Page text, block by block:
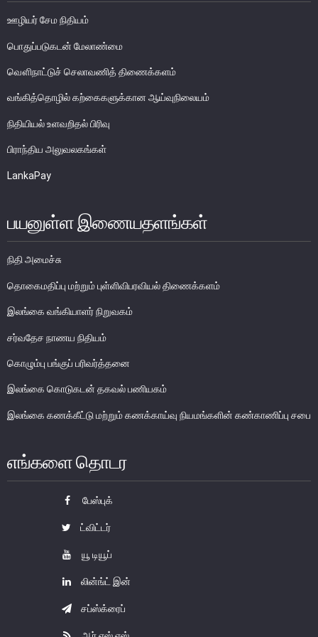
பொதுநோக்கு
வெளிநாட்டுச் செலாவணி உலகளாவிய குறியீட்டைப் பின்பற்றுதல்
அரச பிணையங்கள் சந்தை
கம்பனிப் படுகடன் பிணையங்கள் சந்தை
நிதியியல் உட்கட்டமைப்பு
கொடுப்பனவு மற்றும் தீர்ப்பனவு முறைமைகள்
கொடுகடன் தகவல்
சட்டங்களும் ஒழுங்கு விதிகளும்
பிரமிட் திட்டங்கள்
சாதனங்கள் மற்றும் நடைமுறைப்படுத்தல்
பொதுநோக்கு
நிதியியல் முறைமை உறுதிபாட்டுக் குழு
Financial Stability Review
ஊழியர் சேம நிதியம்
பொதுப்படுகடன் மேலாண்மை
வௌிநாட்டுச் செலாவணித் திணைக்களம்
வங்கித்தொழில் கற்கைகளுக்கான ஆய்வுநிலையம்
நிதியியல் உளவறிதல் பிரிவு
பிராந்திய அலுவலகங்கள்
LankaPay
பயனுள்ள இணையதளங்கள்
நிதி அமைச்சு
தொகைமதிப்பு மற்றும் புள்ளிவிபரவியல் திணைக்களம்
இலங்கை வங்கியாளர் நிறுவகம்
சர்வதேச நாணய நிதியம்
கொழும்பு பங்குப் பரிவர்த்தனை
இலங்கை கொடுகடன் தகவல் பணியகம்
இலங்கை கணக்கீட்டு மற்றும் கணக்காய்வு நியமங்களின் கண்காணிப்பு சபை
எங்களை தொடர
பேஸ்புக்
ட்விட்டர்
யூ டியூப்
லின்ங்ட் இன்
சப்ஸ்க்ரைப்